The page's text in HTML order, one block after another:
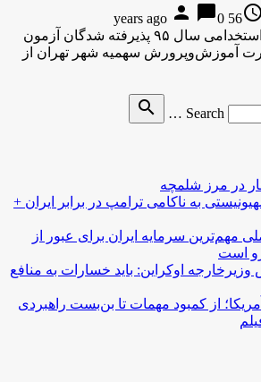
access_time
56 years ago
person chat_bubble0
پذیرفته شدگان آزمون استخدامی سال ۹۵ پذیرفته شدگان آزمون
سال ۹۵ وزارت آموزش‌وپرورش سهمیه شهر تهران از
Search …
search
در مرز شلمچه
به ناکامی ترامپ در برابر ایران +
مهم‌ترین سرمایه ایران برای عبور از
است
اوکراین: باید خسارات به منافع
از کمبود مهمات تا بن‌بست راهبردی